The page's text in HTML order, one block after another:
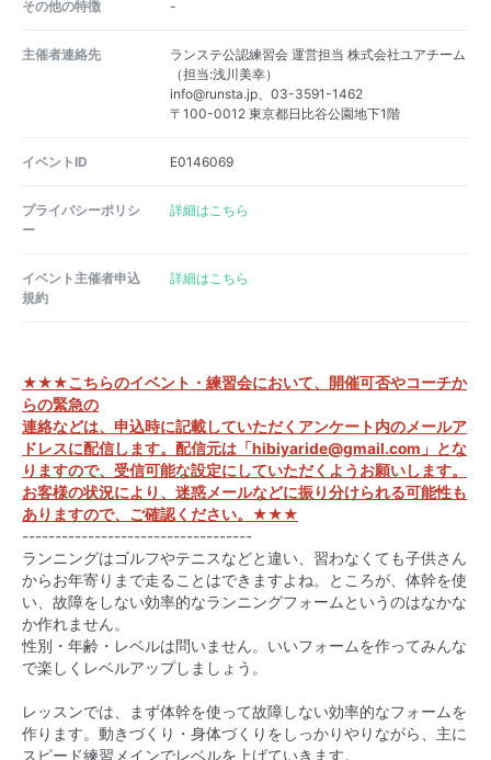
その他の特徴 -
主催者連絡先
ランステ公認練習会 運営担当 株式会社ユアチーム
（担当:浅川美幸）
info@runsta.jp、03-3591-1462
〒100-0012 東京都日比谷公園地下1階
イベントID E0146069
プライバシーポリシ
ー
詳細はこちら
イベント主催者申込
規約
詳細はこちら
★★★こちらのイベント・練習会において、開催可否やコーチか
らの緊急の
連絡などは、申込時に記載していただくアンケート内のメールア
ドレスに配信します。配信元は「hibiyaride@gmail.com」とな
りますので、受信可能な設定にしていただくようお願いします。
お客様の状況により、迷惑メールなどに振り分けられる可能性も
ありますので、ご確認ください。★★★
-----------------------------------
ランニングはゴルフやテニスなどと違い、習わなくても子供さん
からお年寄りまで走ることはできますよね。ところが、体幹を使
い、故障をしない効率的なランニングフォームというのはなかな
か作れません。
性別・年齢・レベルは問いません。いいフォームを作ってみんな
で楽しくレベルアップしましょう。
レッスンでは、まず体幹を使って故障しない効率的なフォームを
作ります。動きづくり・身体づくりをしっかりやりながら、主に
スピード練習メインでレベルを上げていきます。